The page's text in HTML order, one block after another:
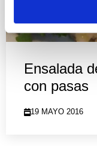
Ensalada
con pasas
19 MAYO 2016